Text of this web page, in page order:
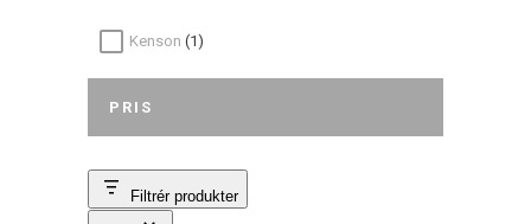
Kenson (1)
PRIS
Filtrér produkter